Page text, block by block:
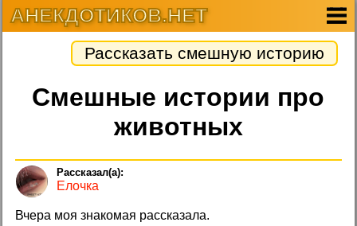
АНЕКДОТИКОВ.НЕТ
Рассказать смешную историю
Смешные истории про
животных
Елочка
Вчера моя знакомая рассказала.